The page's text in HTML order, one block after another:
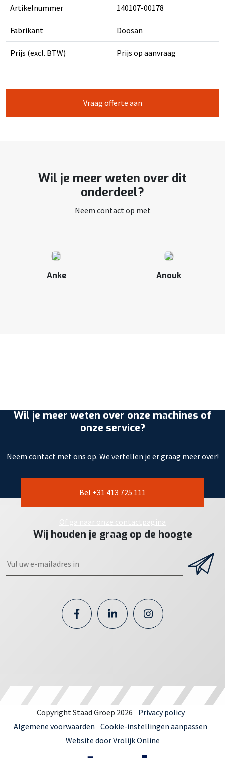
Artikelnummer 140107-00178
Fabrikant Doosan
Prijs (excl. BTW) Prijs op aanvraag
Vraag offerte aan
Wil je meer weten over dit
onderdeel?
Neem contact op met
Anke Anouk
Wil je meer weten over onze machines of
onze service?
Neem contact met ons op. We vertellen je er graag meer over!
Bel +31 413 725 111
Of ga naar onze contactpagina
Wij houden je graag op de hoogte
Copyright Staad Groep 2026
Privacy policy
Algemene voorwaarden Cookie-instellingen aanpassen
Website door Vrolijk Online